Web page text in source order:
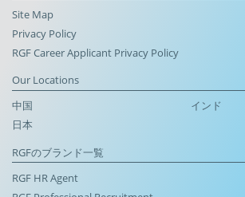
Site Map
Privacy Policy
RGF Career Applicant Privacy Policy
Our Locations
中国
インド
日本
RGFのブランド一覧
RGF HR Agent